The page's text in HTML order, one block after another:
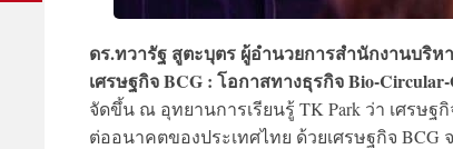
ดร.ทวารัฐ สูตะบุตร ผู้อำนวยการสำนักงานบริ
เศรษฐกิจ BCG : โอกาสทางธุรกิจ Bio-Circular-
จัดขึ้น ณ อุทยานการเรียนรู้ TK Park ว่า เศรษฐ
ต่ออนาคตของประเทศไทย ด้วยเศรษฐกิจ BCG